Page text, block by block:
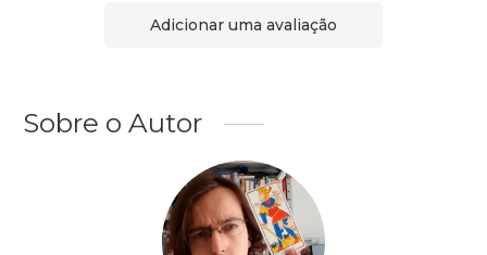
Adicionar uma avaliação
Sobre o Autor